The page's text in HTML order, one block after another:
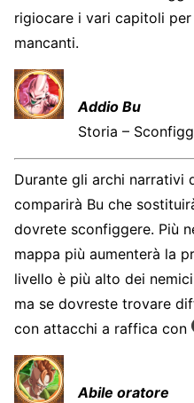
rigiocare i vari capitoli
mancanti.
Addio Bu
Storia –
Durante gli archi narrativi
comparirà Bu che
dovrete sconfiggere. Più
mappa più aumenterà la
livello è più alto dei
ma se dovreste trovare
con attacchi a raffica con
Abile oratore